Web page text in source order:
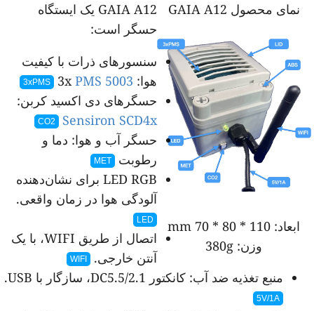
نمای محصول GAIA A12
ابعاد:110 * 80 * 70 mm
وزن:380g
GAIA A12 یک ایستگاه
حسگر است:
سنسورهای ذرات با کیفیت
هوا:3x
PMS 5003
3xPMS
حسگرهای دی اکسید کربن:
Sensiron SCD4x
CO2
حسگر آب و هوا: دما و
رطوبت
MET
LED RGB برای نشان‌دهنده
آلودگی هوا در زمان واقعی.
LED
اتصال از طریق WIFI، با یک
آنتن خارجی.
WIFI
منبع تغذیه ضد آب: کانکتور DC5.5/2.1، سازگار با USB.
5V/1A